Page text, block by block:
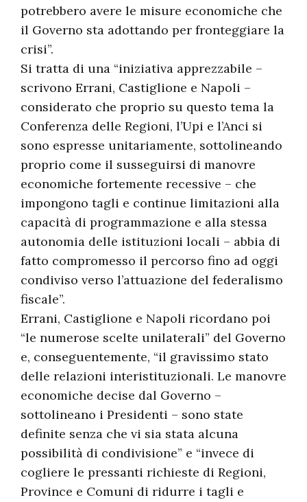
potrebbero avere le misure economiche che
il Governo sta adottando per fronteggiare la
crisi”.
Si tratta di una “iniziativa apprezzabile –
scrivono Errani, Castiglione e Napoli –
considerato che proprio su questo tema la
Conferenza delle Regioni, l’Upi e l’Anci si
sono espresse unitariamente, sottolineando
proprio come il susseguirsi di manovre
economiche fortemente recessive – che
impongono tagli e continue limitazioni alla
capacità di programmazione e alla stessa
autonomia delle istituzioni locali – abbia di
fatto compromesso il percorso fino ad oggi
condiviso verso l’attuazione del federalismo
fiscale”.
Errani, Castiglione e Napoli ricordano poi
“le numerose scelte unilaterali” del Governo
e, conseguentemente, “il gravissimo stato
delle relazioni interistituzionali. Le manovre
economiche decise dal Governo –
sottolineano i Presidenti – sono state
definite senza che vi sia stata alcuna
possibilità di condivisione” e “invece di
cogliere le pressanti richieste di Regioni,
Province e Comuni di ridurre i tagli e